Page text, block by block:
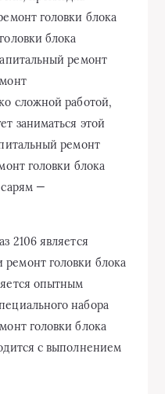
головки блока
блока
ремонт
сложной работой,
заниматься этой
ремонт
головки блока
—
2106 является
головки блока
опытным
набора
головки блока
с выполнением